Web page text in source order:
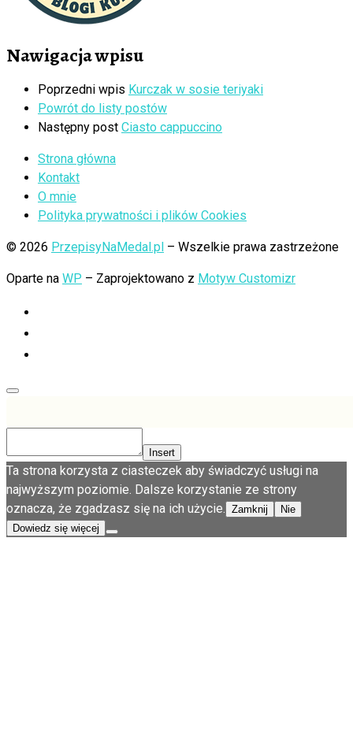
Nawigacja wpisu
Poprzedni wpis Kurczak w sosie teriyaki
Powrót do listy postów
Następny post Ciasto cappuccino
Strona główna
Kontakt
O mnie
Polityka prywatności i plików Cookies
© 2026 PrzepisyNaMedal.pl – Wszelkie prawa zastrzeżone
Oparte na WP – Zaprojektowano z Motyw Customizr
Insert
Ta strona korzysta z ciasteczek aby świadczyć usługi na
najwyższym poziomie. Dalsze korzystanie ze strony
oznacza, że zgadzasz się na ich użycie. Zamknij
Nie
Dowiedz się więcej